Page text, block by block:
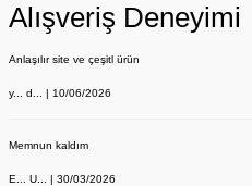
Alışveriş Deneyimi
Anlaşılır site ve çeşitl ürün
y... d... | 10/06/2026
Memnun kaldım
E... U... | 30/03/2026